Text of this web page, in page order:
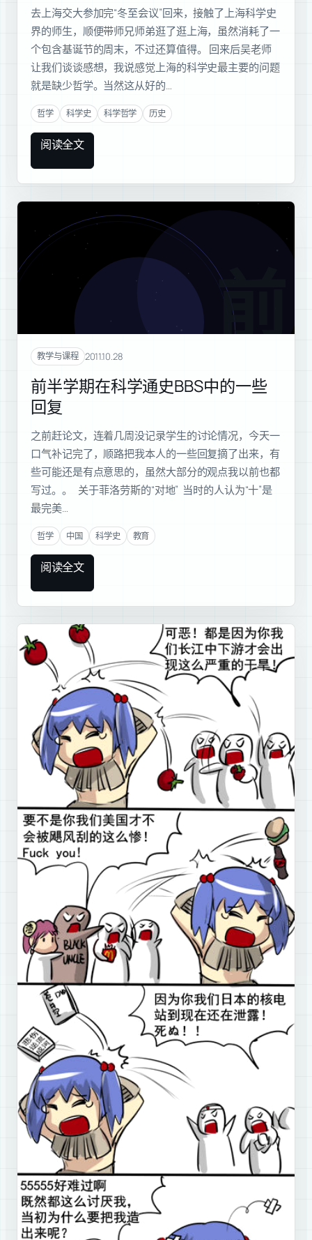
去上海交大参加完“冬至会议”回来，接触了上海科学史
界的师生，顺便带师兄师弟逛了逛上海，虽然消耗了一
个包含基诞节的周末，不过还算值得。 回来后吴老师
让我们谈谈感想，我说感觉上海的科学史最主要的问题
就是缺少哲学。当然这从好的…
哲学 科学史 科学哲学 历史
阅读全文
前半
教学与课程 2011.10.28
前半学期在科学通史BBS中的一些
回复
之前赶论文，连着几周没记录学生的讨论情况，今天一
口气补记完了，顺路把我本人的一些回复摘了出来，有
些可能还是有点意思的，虽然大部分的观点我以前也都
写过。。 关于菲洛劳斯的“对地” 当时的人认为“十”是
最完美…
哲学 中国 科学史 教育
阅读全文